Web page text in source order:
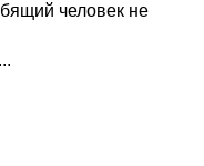
человек не